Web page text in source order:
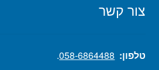
צור קשר
טלפון: 058-6864488
.